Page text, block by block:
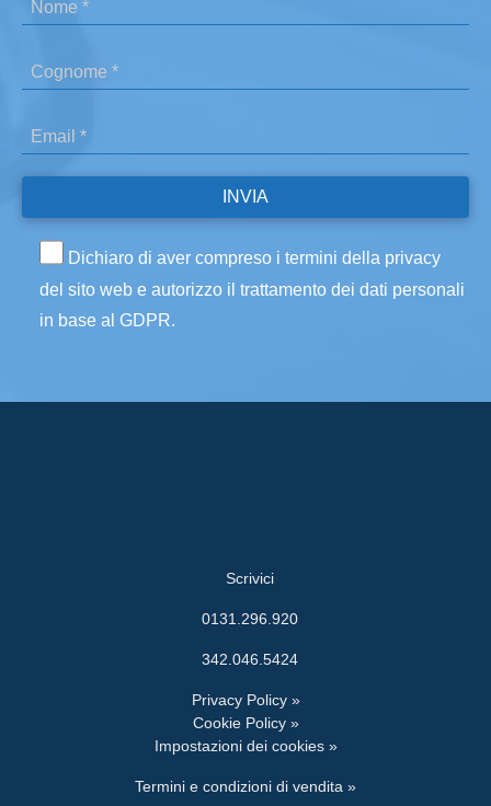
Dichiaro di aver compreso i termini della privacy
del sito web e autorizzo il trattamento dei dati personali
in base al GDPR.
Scrivici
0131.296.920
342.046.5424
Privacy Policy »
Cookie Policy »
Impostazioni dei cookies »
Termini e condizioni di vendita »